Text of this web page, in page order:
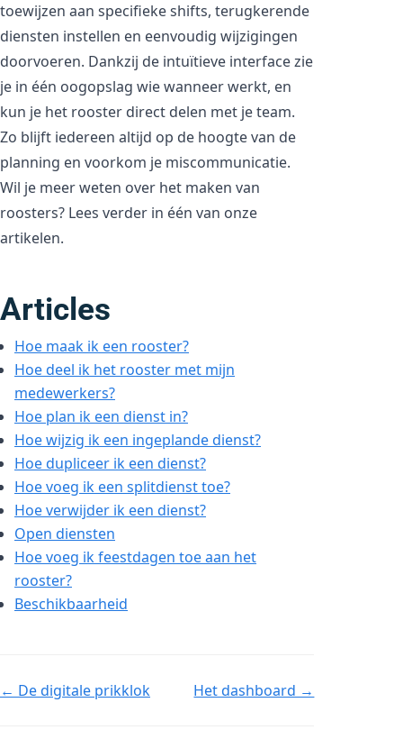
toewijzen aan specifieke shifts, terugkerende
diensten instellen en eenvoudig wijzigingen
doorvoeren. Dankzij de intuïtieve interface zie
je in één oogopslag wie wanneer werkt, en
kun je het rooster direct delen met je team.
Zo blijft iedereen altijd op de hoogte van de
planning en voorkom je miscommunicatie.
Wil je meer weten over het maken van
roosters? Lees verder in één van onze
artikelen.
Articles
Hoe maak ik een rooster?
Hoe deel ik het rooster met mijn
medewerkers?
Hoe plan ik een dienst in?
Hoe wijzig ik een ingeplande dienst?
Hoe dupliceer ik een dienst?
Hoe voeg ik een splitdienst toe?
Hoe verwijder ik een dienst?
Open diensten
Hoe voeg ik feestdagen toe aan het
rooster?
Beschikbaarheid
Doc
← De digitale prikklok Het dashboard →